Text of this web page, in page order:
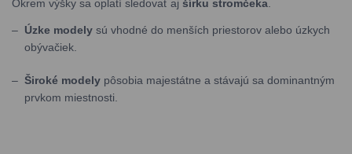
Okrem výšky sa oplatí sledovať aj šírku stromčeka
Úzke modely sú vhodné do menších priestorov alebo úzkych
obývačiek.
Široké modely pôsobia majestátne a stávajú sa dominantným
prvkom miestnosti.